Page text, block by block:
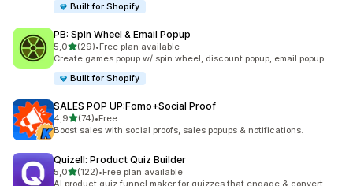
Built for Shopify
PB: Spin Wheel & Email Popup
5,0stelle su 5
(29)
29 recensioni totali
•Free plan available
Create games popup w/ spin wheel, discount popup, email popup
Built for Shopify
SALES POP UP:Fomo+Social Proof
4,9stelle su 5
(74)
74 recensioni totali
•Free
Boost sales with social proofs, sales popups & notifications.
Quizell: Product Quiz Builder
5,0stelle su 5
(122)
122 recensioni totali
•Free plan available
AI product quiz funnel maker for quizzes that engage & convert